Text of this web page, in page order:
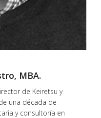
MBA.
de Keiretsu y
una década de
y consultoría en